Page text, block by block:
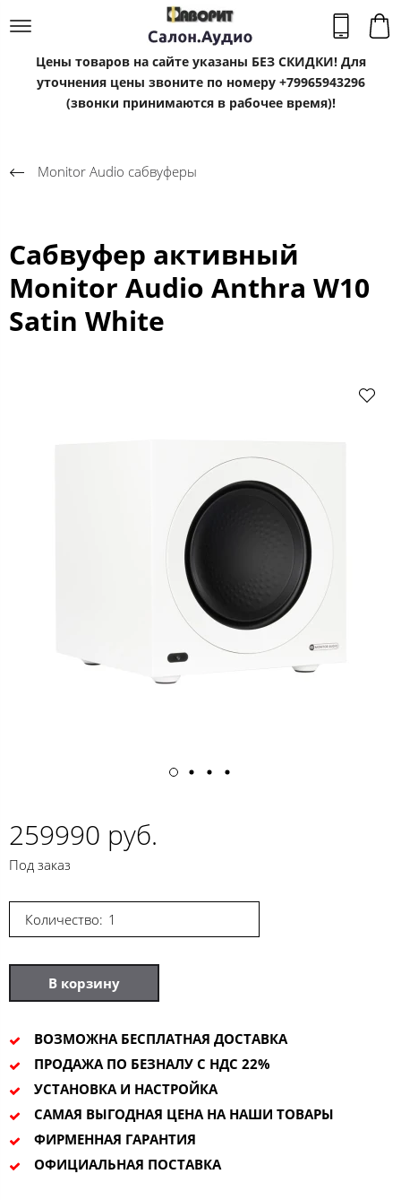
Цены товаров на сайте указаны БЕЗ СКИДКИ! Для
уточнения цены звоните по номеру +79965943296
(звонки принимаются в рабочее время)!
Monitor Audio сабвуферы
Сабвуфер активный
Monitor Audio Anthra W10
Satin White
259990 руб.
Под заказ
Количество:
В корзину
ВОЗМОЖНА БЕСПЛАТНАЯ ДОСТАВКА
ПРОДАЖА ПО БЕЗНАЛУ С НДС 22%
УСТАНОВКА И НАСТРОЙКА
САМАЯ ВЫГОДНАЯ ЦЕНА НА НАШИ ТОВАРЫ
ФИРМЕННАЯ ГАРАНТИЯ
ОФИЦИАЛЬНАЯ ПОСТАВКА